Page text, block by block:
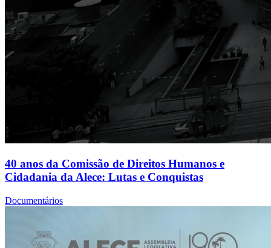
40 anos da Comissão de Direitos Humanos e
Cidadania da Alece: Lutas e Conquistas
Documentários